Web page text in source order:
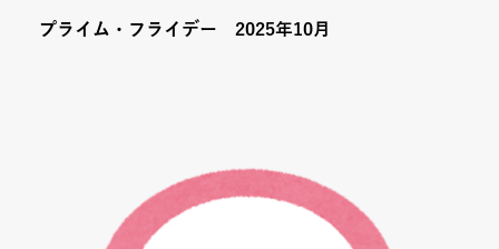
プライム・フライデー 2025年10月